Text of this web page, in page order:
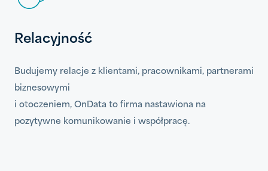
Relacyjność
Budujemy relacje z klientami, pracownikami, partnerami
biznesowymi
i otoczeniem, OnData to firma nastawiona na
pozytywne komunikowanie i współpracę.